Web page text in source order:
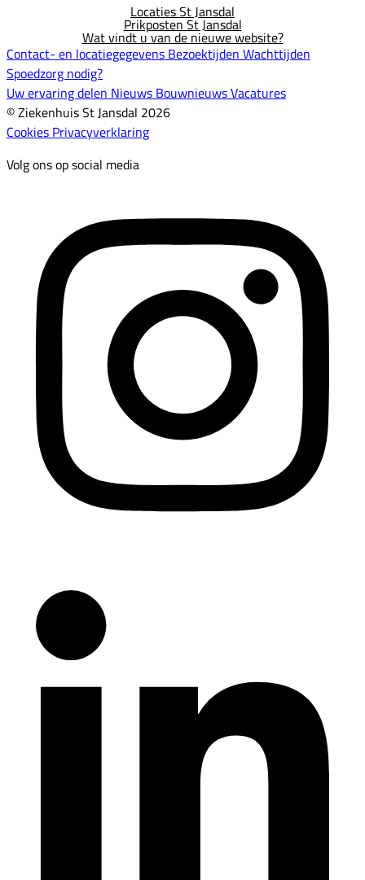
Locaties St Jansdal
Prikposten St Jansdal
Wat vindt u van de nieuwe website?
Contact- en locatiegegevens Bezoektijden Wachttijden
Spoedzorg nodig?
Uw ervaring delen Nieuws BouwnieuwsVacatures
© Ziekenhuis St Jansdal 2026
Cookies Privacyverklaring
Volg ons op social media